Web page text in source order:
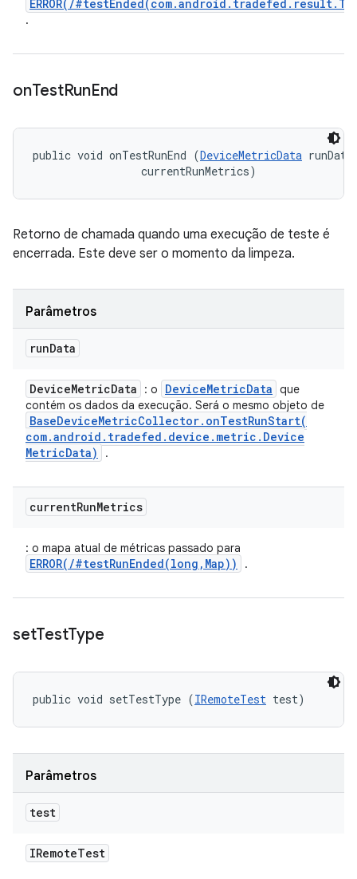
ERROR(/
.
onTestRunEnd
public void onTestRunEnd (DeviceMetricData
currentRunMetrics)
Retorno de chamada quando uma execução de teste é
encerrada. Este deve ser o momento da limpeza.
Parâmetros
runData
DeviceMetricData : o DeviceMetricData que
contém os dados da execução. Será o mesmo objeto de
BaseDeviceMetricCollector. onTestRunStart(
com.android . tradefed . device . metric . Device
MetricData) .
currentRunMetrics
: o mapa atual de métricas passado para
ERROR(/#testRunEnded(long,Map)) .
setTestType
public void setTestType (IRemoteTest test)
Parâmetros
test
IRemoteTest